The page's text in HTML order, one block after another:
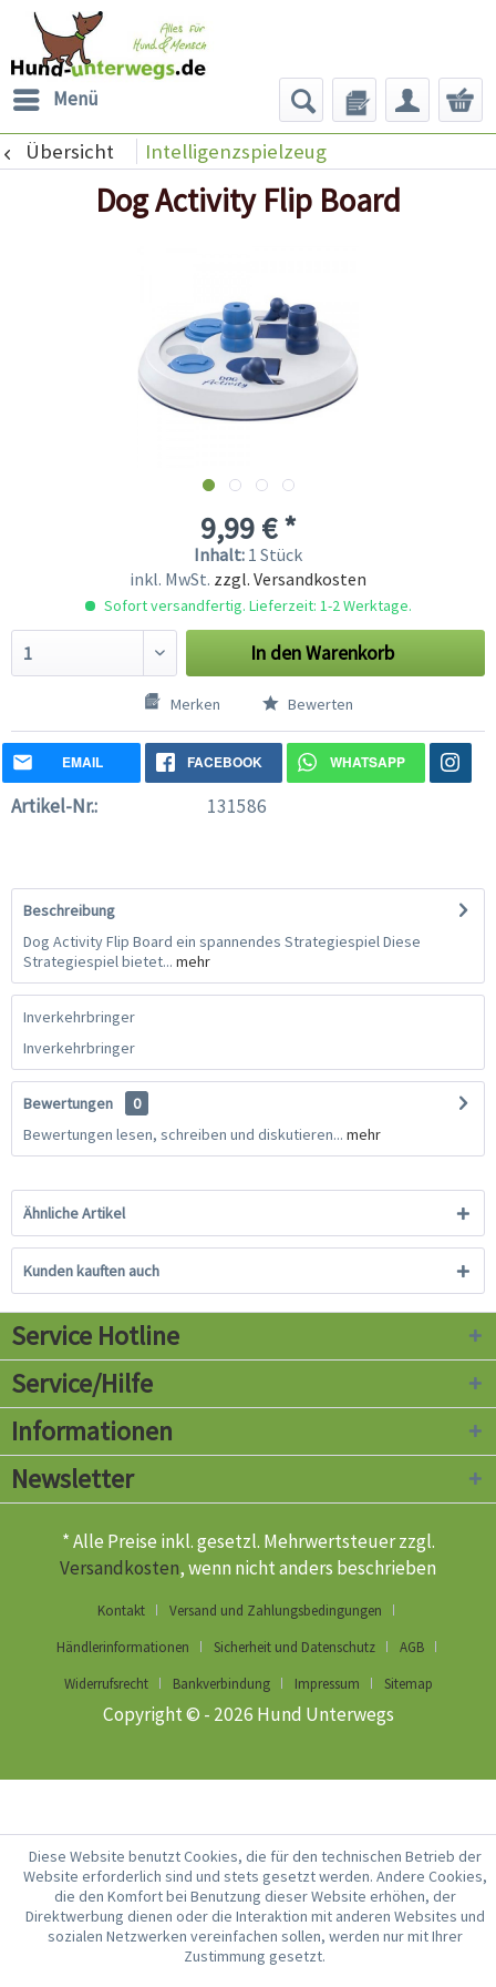
Menü
Übersicht Intelligenzspielzeug
Dog Activity Flip Board
9,99 € *
Inhalt: 1 Stück
inkl. MwSt. zzgl. Versandkosten
Sofort versandfertig. Lieferzeit: 1-2 Werktage.
In denWarenkorb
Merken Bewerten
EMAIL FACEBOOK WHATSAPP
Artikel-Nr.: 131586
Beschreibung
Dog Activity Flip Board ein spannendes Strategiespiel Diese
Strategiespiel bietet... mehr
Inverkehrbringer
Inverkehrbringer
Bewertungen
0
Bewertungen lesen, schreiben und diskutieren... mehr
Ähnliche Artikel
Kunden kauften auch
Service Hotline
Service/Hilfe
Informationen
Newsletter
* Alle Preise inkl. gesetzl. Mehrwertsteuer zzgl.
Versandkosten, wenn nicht anders beschrieben
Kontakt
Versand und Zahlungsbedingungen
Händlerinformationen
Sicherheit und Datenschutz
AGB
Widerrufsrecht
Bankverbindung Impressum Sitemap
Copyright © - 2026 Hund Unterwegs
Diese Website benutzt Cookies, die für den technischen Betrieb der
Website erforderlich sind und stets gesetzt werden. Andere Cookies,
die den Komfort bei Benutzung dieser Website erhöhen, der
Direktwerbung dienen oder die Interaktion mit anderen Websites und
sozialen Netzwerken vereinfachen sollen, werden nur mit Ihrer
Zustimmung gesetzt.